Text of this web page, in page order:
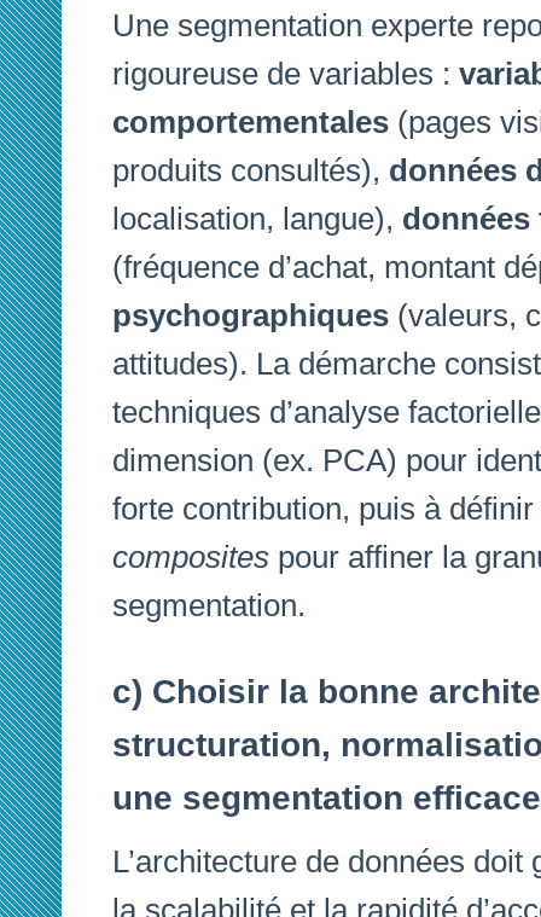
Une segmentation experte
rigoureuse de variables :
comportementales (pages
produits consultés), données
localisation, langue), données
(fréquence d’achat, montant
psychographiques (valeurs,
attitudes). La démarche
techniques d’analyse
dimension (ex. PCA) pour
forte contribution, puis à
composites pour affiner la
segmentation.
c) Choisir la bonne
structuration,
une segmentation efficace
L’architecture de données
la scalabilité et la rapidité